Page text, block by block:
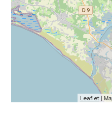
Leaflet|